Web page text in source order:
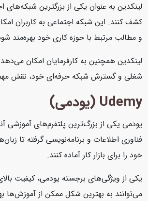
لینکدین به عنوان یکی از بزرگترین شبکه‌های
کشف کنند. این شبکه اجتماعی به کاربران
و مطالب مرتبط با حوزه کاری خود بهره‌مند
لینکدین همچنین به کارفرمایان امکان
شغلی و گسترش شبکه حرفه‌ای خود، نقش مهمی
Udemy (یودمی)
یودمی یکی از بزرگ‌ترین پلتفرم‌های آموزشی
فناوری اطلاعات و برنامه‌نویسی گرفته تا
خود را برای بازار کار آماده کنند.
یکی از ویژگی‌های برجسته یودمی، کیفیت
می‌توانند به بهترین شکل ممکن از آموزش‌ها